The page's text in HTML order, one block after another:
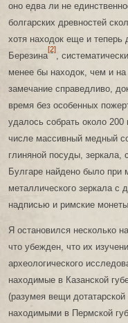
оно едва ли не
болгарских древностей
хотя находок еще и теперь
Березина
[2]
,
менее бы находок, чем и
замечание справедливо,
время без особенных
удалось собрать около
числе массивный медный
глиняной посуды, зеркала,
Булгаре найдено было при
металлического зеркала с
надписью и римские
Я остановился несколько
что убежден, что их
археологического
находимые в Казанской
(разумея вещи
находимыми в Пермской